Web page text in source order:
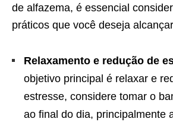
de alfazema, é essencial
práticos que você deseja
Relaxamento e redução de
objetivo principal é relaxar e
estresse, considere tomar o
ao final do dia, principalmente